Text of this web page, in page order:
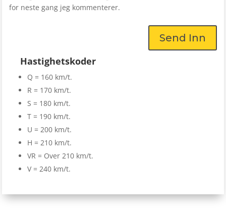
for neste gang jeg kommenterer.
Send Inn
Hastighetskoder
Q = 160 km/t.
R = 170 km/t.
S = 180 km/t.
T = 190 km/t.
U = 200 km/t.
H = 210 km/t.
VR = Over 210 km/t.
V = 240 km/t.